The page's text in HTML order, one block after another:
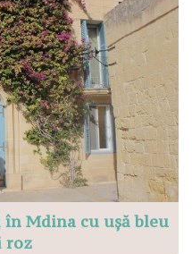
Mdina cu ușă bleu
roz